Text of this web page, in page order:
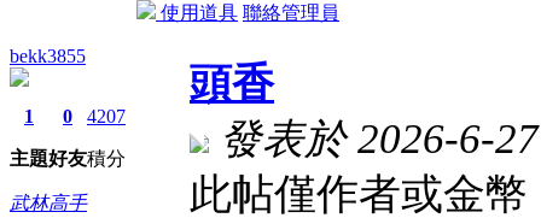
使用道具 聯絡管理員
bekk3855
1
主題
0
好友
4207
積分
武林高手
頭香
發表於 2026-6-
此帖僅作者或金